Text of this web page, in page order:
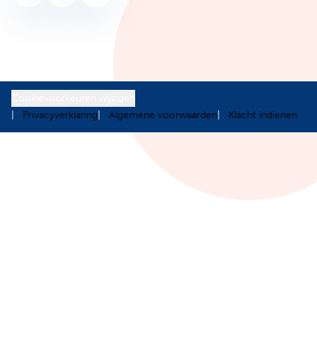
Privacyverklaring
Algemene voorwaarden Klacht indienen